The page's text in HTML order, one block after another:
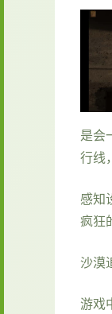
是会
行线
感知
疯狂
沙漠
游戏